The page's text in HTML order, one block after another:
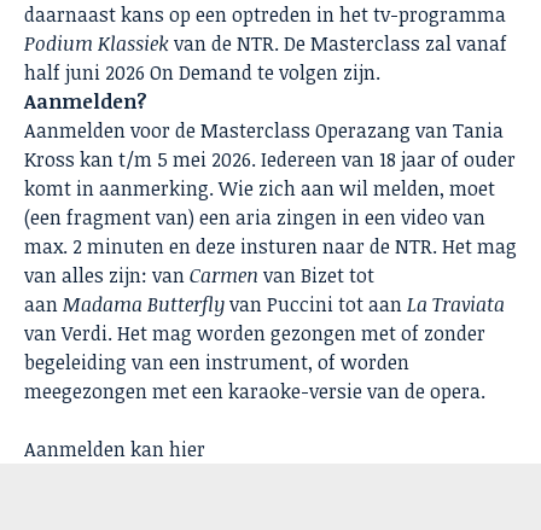
daarnaast kans op een optreden in het tv-programma
Podium Klassiekvan de NTR. De Masterclass zal vanaf
half juni 2026 On Demand te volgen zijn.
Aanmelden?
Aanmelden voor de Masterclass Operazang van Tania
Kross kan t/m 5 mei 2026. Iedereen van 18 jaar of ouder
komt in aanmerking. Wie zich aan wil melden, moet
(een fragment van) een aria zingen in een video van
max. 2 minuten en deze insturen naar de NTR. Het mag
van alles zijn: vanCarmen van Bizet tot
aanMadama Butterflyvan Puccini tot aanLa Traviata
van Verdi. Het mag worden gezongen met of zonder
begeleiding van een instrument, of worden
meegezongen met een karaoke-versie van de opera.
Aanmelden kanhier